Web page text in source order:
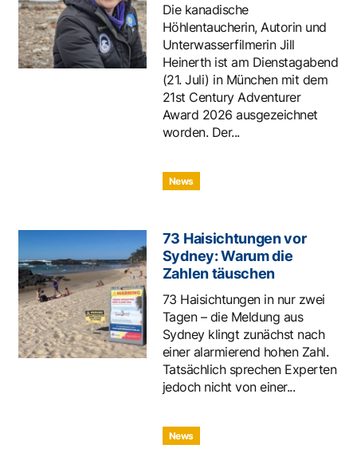
Die kanadische
Höhlentaucherin, Autorin und
Unterwasserfilmerin Jill
Heinerth ist am Dienstagabend
(21. Juli) in München mit dem
21st Century Adventurer
Award 2026 ausgezeichnet
worden. Der...
News
73 Haisichtungen vor
Sydney: Warum die
Zahlen täuschen
73 Haisichtungen in nur zwei
Tagen – die Meldung aus
Sydney klingt zunächst nach
einer alarmierend hohen Zahl.
Tatsächlich sprechen Experten
jedoch nicht von einer...
News